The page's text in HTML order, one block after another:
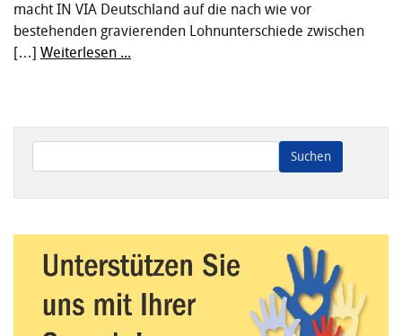
macht IN VIA Deutschland auf die nach wie vor
bestehenden gravierenden Lohnunterschiede zwischen
[…] Weiterlesen ...
Wenn die Ergebnisse der automatischen Vervollständigung